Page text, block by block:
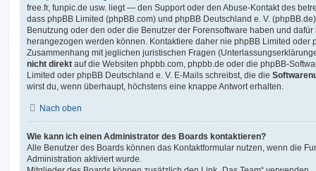
free.fr, funpic.de usw. liegt — den Support oder den Abuse-Kontakt des
dass phpBB Limited (phpBB.com) und phpBB Deutschland e. V.
Benutzung oder den oder die Benutzer der Forensoftware haben und
herangezogen werden können. Kontaktiere daher nie phpBB Limited oder
Zusammenhang mit jeglichen juristischen Fragen
nicht direkt auf die Websiten phpbb.com, phpbb.de oder die phpBB-
Limited oder phpBB Deutschland e. V. E-Mails schreibst, die die
wirst du, wenn überhaupt, höchstens eine knappe Antwort erhalten.
Nach oben
Wie kann ich einen Administrator des Boards kontaktieren?
Alle Benutzer des Boards können das Kontaktformular nutzen, wenn die
Administration aktiviert wurde.